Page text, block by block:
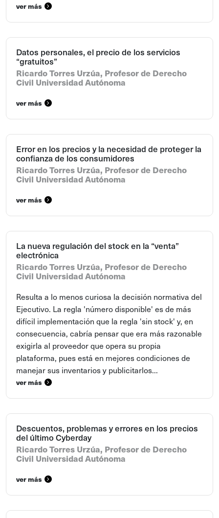
confirmar la sentencia en alzada y así ordenar la nulidad
propiedades, debiendo las partes volver al estado anterior
al que se encontraban, por cuanto no es posible declarar
la nulidad del contrato de compraventa del bien raíz, pues
el vendedor no es parte de este juicio”.
ver más
Datos personales, el precio de los servicios
“gratuitos”
Ricardo Torres Urzúa, Profesor de Derecho
Civil Universidad Autónoma
ver más
Error en los precios y la necesidad de proteger la
confianza de los consumidores
Ricardo Torres Urzúa, Profesor de Derecho
Civil Universidad Autónoma
ver más
La nueva regulación del stock en la “venta”
electrónica
Ricardo Torres Urzúa, Profesor de Derecho
Civil Universidad Autónoma
Resulta a lo menos curiosa la decisión normativa del
Ejecutivo. La regla 'número disponible' es de más
difícil implementación que la regla 'sin stock' y, en
consecuencia, cabría pensar que era más razonable
exigirla al proveedor que opera su propia
plataforma, pues está en mejores condiciones de
manejar sus inventarios y publicitarlos...
ver más
Descuentos, problemas y errores en los precios
del último Cyberday
Ricardo Torres Urzúa, Profesor de Derecho
Civil Universidad Autónoma
ver más